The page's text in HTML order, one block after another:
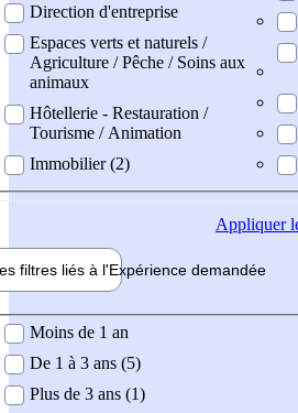
Direction d'entreprise
Espaces verts et naturels /
Agriculture / Pêche / Soins aux
animaux
Hôtellerie - Restauration /
Tourisme / Animation
Immobilier (2)
Appliquer
filtres liés à l'Expérience demandée
demandée
Moins de 1 an
De 1 à 3 ans (5)
Plus de 3 ans (1)